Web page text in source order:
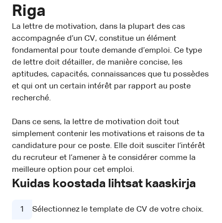
Riga
La lettre de motivation, dans la plupart des cas
accompagnée d’un CV, constitue un élément
fondamental pour toute demande d’emploi. Ce type
de lettre doit détailler, de manière concise, les
aptitudes, capacités, connaissances que tu possèdes
et qui ont un certain intérêt par rapport au poste
recherché.
Dans ce sens, la lettre de motivation doit tout
simplement contenir les motivations et raisons de ta
candidature pour ce poste. Elle doit susciter l’intérêt
du recruteur et l’amener à te considérer comme la
meilleure option pour cet emploi.
Kuidas koostada lihtsat kaaskirja
1 Sélectionnez le template de CV de votre choix.